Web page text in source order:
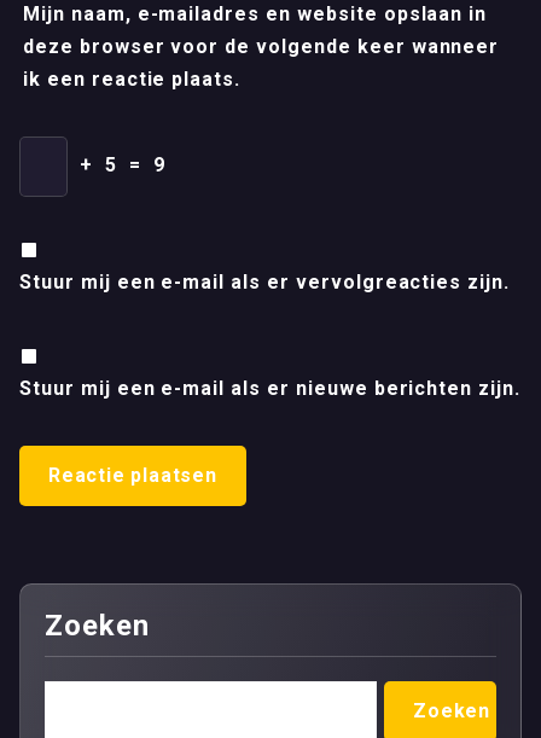
Mijn naam, e-mailadres en website opslaan in
deze browser voor de volgende keer wanneer
ik een reactie plaats.
+ 5 = 9
Stuur mij een e-mail als er vervolgreacties zijn.
Stuur mij een e-mail als er nieuwe berichten zijn.
Zoeken
Zoeken